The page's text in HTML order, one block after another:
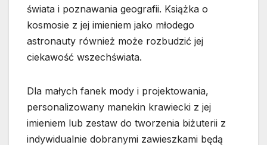
świata i poznawania geografii. Książka o
kosmosie z jej imieniem jako młodego
astronauty również może rozbudzić jej
ciekawość wszechświata.
Dla małych fanek mody i projektowania,
personalizowany manekin krawiecki z jej
imieniem lub zestaw do tworzenia biżuterii z
indywidualnie dobranymi zawieszkami będą